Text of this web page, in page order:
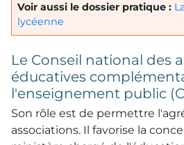
Voir aussi le dossier pratique :
lycéenne
Le Conseil national des
éducatives
l'enseignement public
Son rôle est de permettre
associations. Il favorise la